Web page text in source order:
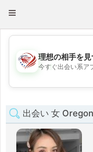
Toggle
💖
理想の相手を見
今すぐ出会い系ア
出会い 女 Oregon